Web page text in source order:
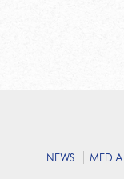
NEWS MEDIA